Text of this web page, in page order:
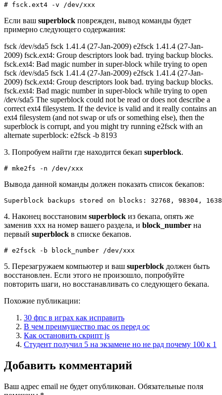
# fsck.ext4 -v /dev/xxx
Если ваш superblock поврежден, вывод команды будет
примерно следующего содержания:
fsck /dev/sda5 fsck 1.41.4 (27-Jan-2009) e2fsck 1.41.4 (27-Jan-
2009) fsck.ext4: Group descriptors look bad. trying backup blocks.
fsck.ext4: Bad magic number in super-block while trying to open
fsck /dev/sda5 fsck 1.41.4 (27-Jan-2009) e2fsck 1.41.4 (27-Jan-
2009) fsck.ext4: Group descriptors look bad. trying backup blocks.
fsck.ext4: Bad magic number in super-block while trying to open
/dev/sda5 The superblock could not be read or does not describe a
correct ext4 filesystem. If the device is valid and it really contains an
ext4 filesystem (and not swap or ufs or something else), then the
superblock is corrupt, and you might try running e2fsck with an
alternate superblock: e2fsck -b 8193
3. Попробуем найти где находится бекап superblock.
# mke2fs -n /dev/xxx
Вывода данной команды должен показать список бекапов:
Superblock backups stored on blocks: 32768, 98304,
4. Наконец восстановим superblock из бекапа, опять же
заменив xxx на номер вашего раздела, и block_number на
первый superblock в списке бекапов.
# e2fsck -b block_number /dev/xxx
5. Перезагружаем компьютер и ваш superblock должен быть
восстановлен. Если этого не произошло, попробуйте
повторить шаги, но восстанавливать со следующего бекапа.
Похожие публикации:
30 фпс в играх как исправить
В чем преимущество mac os перед oc
Как остановить скрипт js
Студент получил 5 на экзамене но не рад почему 100 к 1
Добавить комментарий
Ваш адрес email не будет опубликован. Обязательные поля